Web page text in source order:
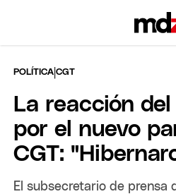
POLÍTICA |CGT
La reacción
por el nuevo
CGT:
El subsecretario de prensa